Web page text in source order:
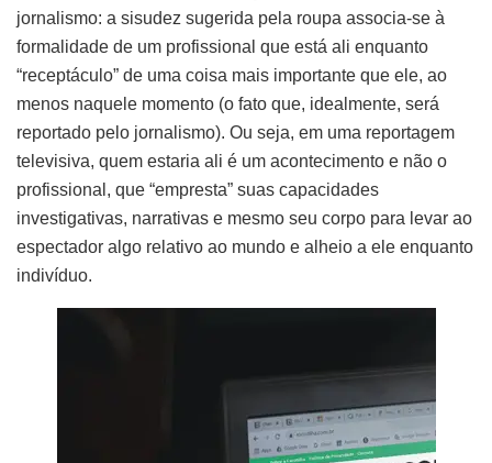
jornalismo: a sisudez sugerida pela roupa associa-se à
formalidade de um profissional que está ali enquanto
“receptáculo” de uma coisa mais importante que ele, ao
menos naquele momento (o fato que, idealmente, será
reportado pelo jornalismo). Ou seja, em uma reportagem
televisiva, quem estaria ali é um acontecimento e não o
profissional, que “empresta” suas capacidades
investigativas, narrativas e mesmo seu corpo para levar ao
espectador algo relativo ao mundo e alheio a ele enquanto
indivíduo.